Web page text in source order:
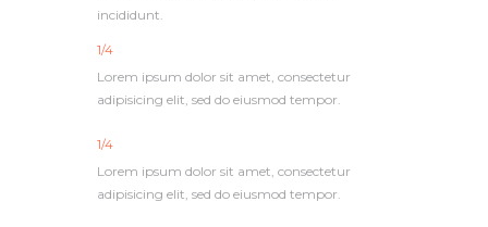
incididunt.
1/4
Lorem ipsum dolor sit amet, consectetur
adipisicing elit, sed do eiusmod tempor.
1/4
Lorem ipsum dolor sit amet, consectetur
adipisicing elit, sed do eiusmod tempor.